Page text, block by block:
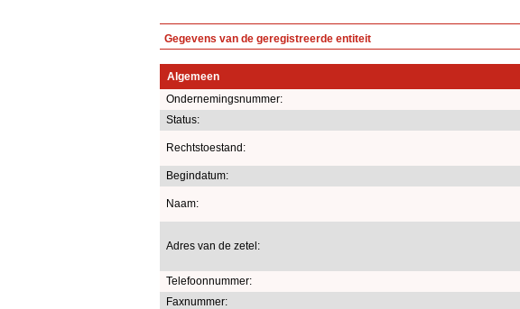
Gegevens van de geregistreerde entiteit
Algemeen
Ondernemingsnummer:
Status:
Rechtstoestand:
Begindatum:
Naam:
Adres van de zetel:
Telefoonnummer:
Faxnummer: